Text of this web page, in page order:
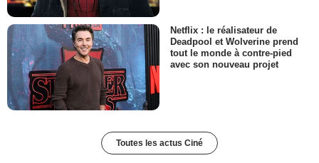
Netflix : le réalisateur de
Deadpool et Wolverine prend
tout le monde à contre-pied
avec son nouveau projet
Toutes les actus Ciné